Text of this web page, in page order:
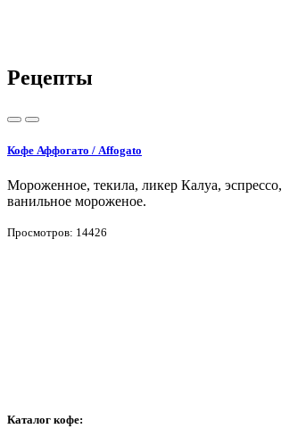
Рецепты
Кофе Аффогато / Affogato
Мороженное, текила, ликер Калуа, эспрессо,
ванильное мороженое.
Просмотров: 14426
Каталог кофе: